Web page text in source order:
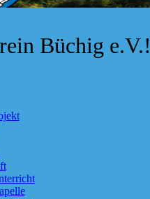
Büchig e.V.!